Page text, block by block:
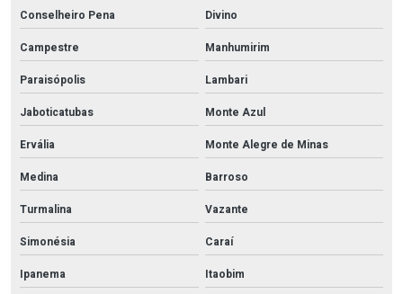
Conselheiro Pena
Divino
Campestre
Manhumirim
Paraisópolis
Lambari
Jaboticatubas
Monte Azul
Ervália
Monte Alegre de Minas
Medina
Barroso
Turmalina
Vazante
Simonésia
Caraí
Ipanema
Itaobim